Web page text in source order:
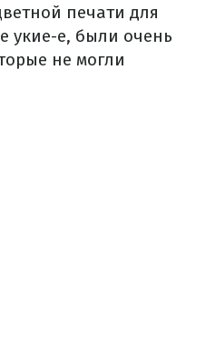
печати для
укие-е, были очень
не могли